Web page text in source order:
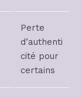
Perte
d’authenti
cité pour
certains